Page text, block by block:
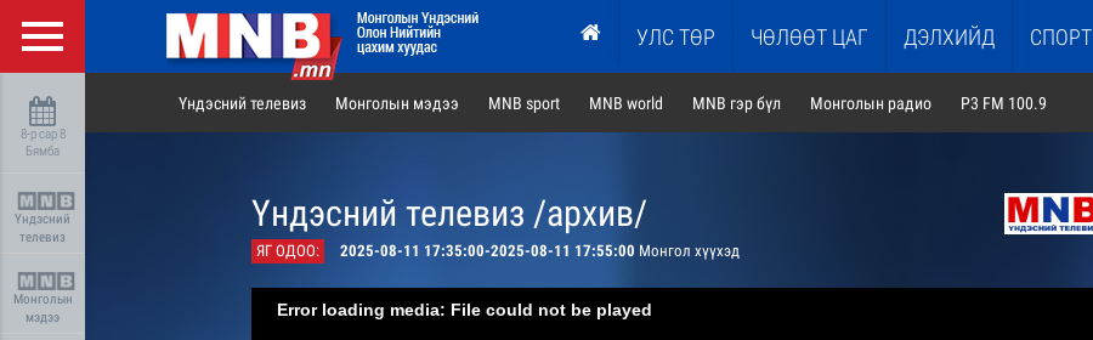
УЛС ТӨР ЧӨЛӨӨТ ЦАГ ДЭЛХИЙД СПОРТ
8-р сар 8
Бямба
Үндэсний
телевиз
Монголын
мэдээ
Үндэсний телевиз Монголын мэдээ MNB sport MNB world MNB гэр бүл Монголын радио P3 FM 100.9
Үндэсний телевиз /архив/
ЯГ ОДОО: 2025-08-11 17:35:00-2025-08-11 17:55:00 Монгол хүүхэд
Error loading media: File could not be played